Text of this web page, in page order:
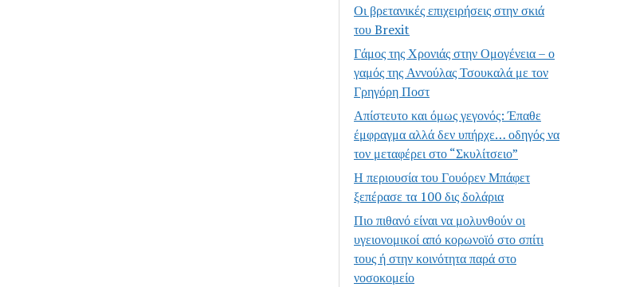
Οι βρετανικές επιχειρήσεις στην σκιά
του Brexit
Γάμος της Χρονιάς στην Ομογένεια – ο
γαμός της Αννούλας Τσουκαλά με τον
Γρηγόρη Ποστ
Απίστευτο και όμως γεγονός: Έπαθε
έμφραγμα αλλά δεν υπήρχε… οδηγός να
τον μεταφέρει στο “Σκυλίτσειο”
Η περιουσία του Γουόρεν Μπάφετ
ξεπέρασε τα 100 δις δολάρια
Πιο πιθανό είναι να μολυνθούν οι
υγειονομικοί από κορωνοϊό στο σπίτι
τους ή στην κοινότητα παρά στο
νοσοκομείο